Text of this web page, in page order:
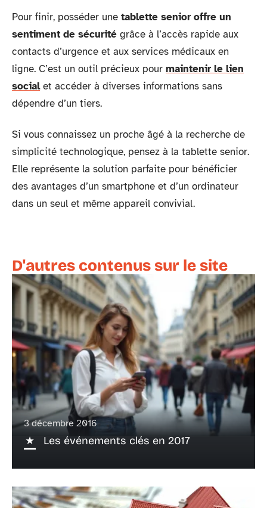
Pour finir, posséder une tablette senior offre un
sentiment de sécurité grâce à l’accès rapide aux
contacts d’urgence et aux services médicaux en
ligne. C’est un outil précieux pour maintenir le lien
socialet accéder à diverses informations sans
dépendre d’un tiers.
Si vous connaissez un proche âgé à la recherche de
simplicité technologique, pensez à la tablette senior.
Elle représente la solution parfaite pour bénéficier
des avantages d’un smartphone et d’un ordinateur
dans un seul et même appareil convivial.
D'autres contenus sur le site
3 décembre 2016
Les événements clés en 2017